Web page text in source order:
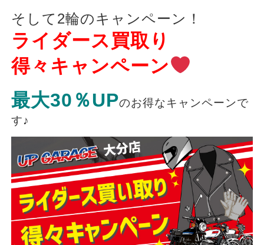
そして2輪のキャンペーン！
ライダース買取り
得々キャンペーン
最大30％UPのお得なキャンペーンで
す♪